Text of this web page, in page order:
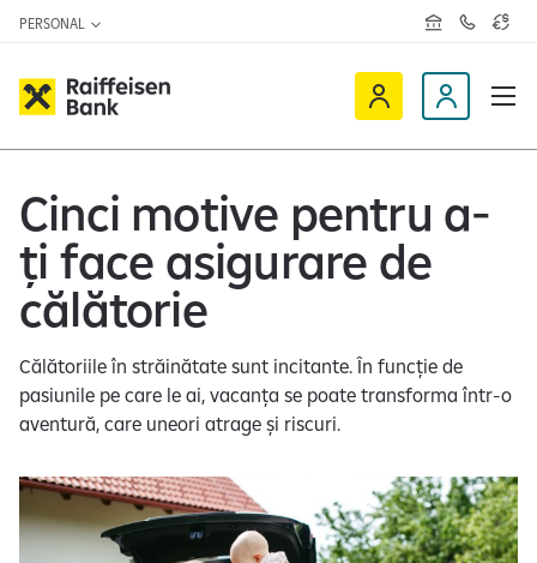
PERSONAL
R
a
C
c
z
ă
C
s
v
R
f
f
e
i
n
O
n
e
D
n
e
n
Cinci motive pentru a-
ți face asigurare de
călătorie
Călătoriile în străinătate sunt incitante. În funcție de
pasiunile pe care le ai, vacanța se poate transforma într-o
aventură, care uneori atrage și riscuri.